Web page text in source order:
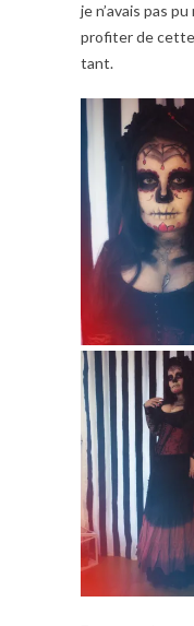
je n’avais pas
profiter de cette
tant.